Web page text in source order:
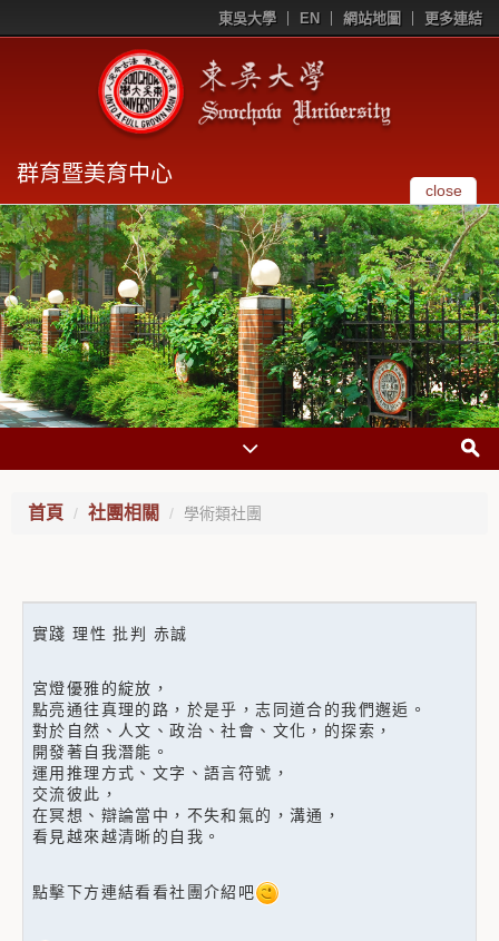
東吳大學 EN 網站地圖 更多連結
群育暨美育中心
close
首頁 社團相關 學術類社團
實踐 理性 批判 赤誠
宮燈優雅的綻放，
點亮通往真理的路，於是乎，志同道合的我們邂逅。
對於自然、人文、政治、社會、文化，的探索，
開發著自我潛能。
運用推理方式、文字、語言符號，
交流彼此，
在冥想、辯論當中，不失和氣的，溝通，
看見越來越清晰的自我。
點擊下方連結看看社團介紹吧